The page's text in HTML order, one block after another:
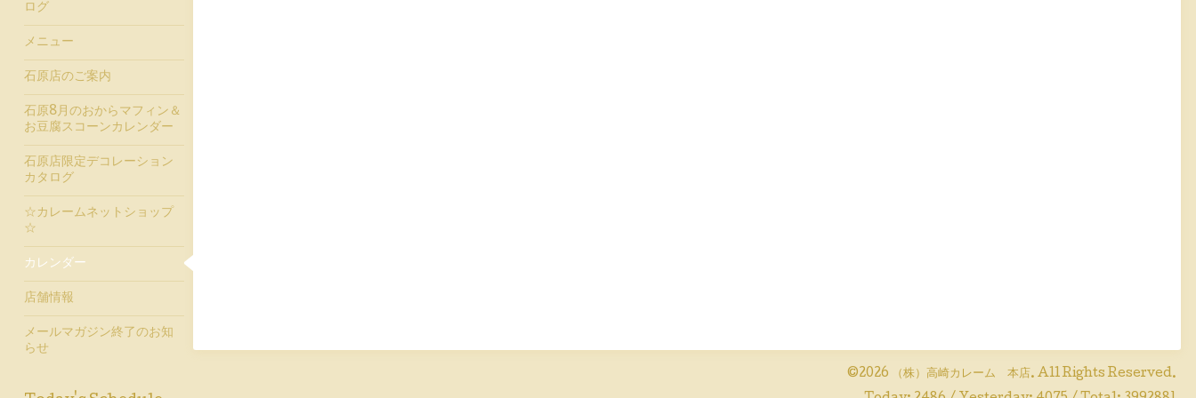
©2026 （株）高崎カレーム 本店. All Rights Reserved.
ログ
メニュー
石原店のご案内
石原8月のおからマフィン＆
お豆腐スコーンカレンダー
石原店限定デコレーション
カタログ
☆カレームネットショップ
☆
カレンダー
店舗情報
メールマガジン終了のお知
らせ